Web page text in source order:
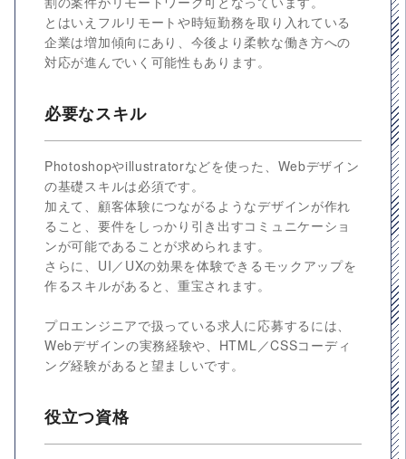
とはいえフルリモートや時短勤務を取り入れている
企業は増加傾向にあり、今後より柔軟な働き方への
対応が進んでいく可能性もあります。
必要なスキル
Photoshopやillustratorなどを使った、Webデザイン
の基礎スキルは必須です。
加えて、顧客体験につながるようなデザインが作れ
ること、要件をしっかり引き出すコミュニケーショ
ンが可能であることが求められます。
さらに、UI／UXの効果を体験できるモックアップを
作るスキルがあると、重宝されます。
プロエンジニアで扱っている求人に応募するには、
Webデザインの実務経験や、HTML／CSSコーディ
ング経験があると望ましいです。
役立つ資格